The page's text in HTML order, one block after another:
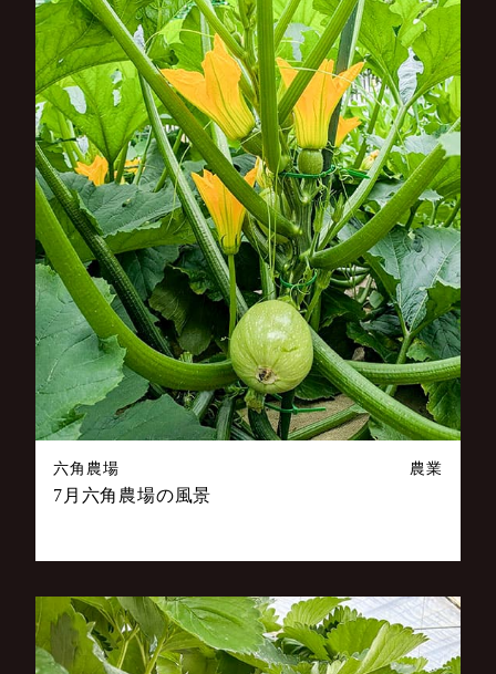
六角農場 農業
7月六角農場の風景